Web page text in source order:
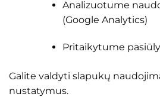
Analizuotume
(Google Analytics)
Pritaikytume
Galite valdyti slapukų
nustatymus.